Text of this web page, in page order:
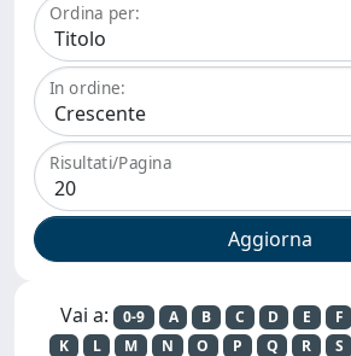
Ordina per:
In ordine:
Risultati/Pagina
Vai a: 0-9 A B C D E F
K
L M N O P Q R S